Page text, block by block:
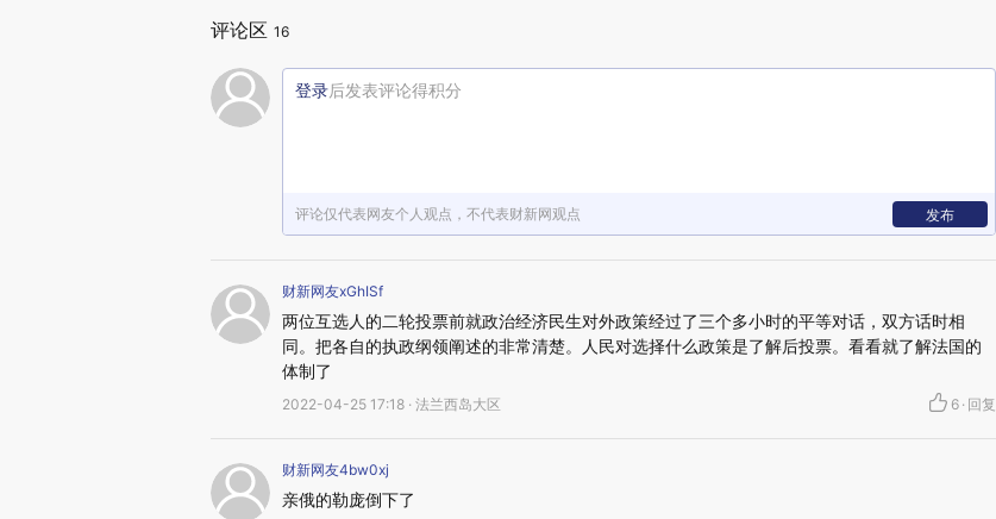
评论区 16
登录后发表评论得积分
评论仅代表网友个人观点，不代表财新网观点 发布
财新网友xGhISf
两位互选人的二轮投票前就政治经济民生对外政策经过了三个多小时的平等对话，双方话时相
同。把各自的执政纲领阐述的非常清楚。人民对选择什么政策是了解后投票。看看就了解法国的
体制了
2022-04-25 17:18 · 法兰西岛大区 6 · 回复
财新网友4bw0xj
亲俄的勒庞倒下了